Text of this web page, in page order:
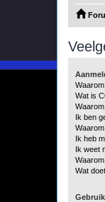
Wat is
Ik ben
Ik heb
Ik weet
Wat